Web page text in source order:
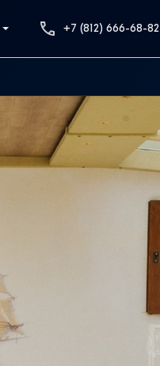
+7 (812) 666-68-82